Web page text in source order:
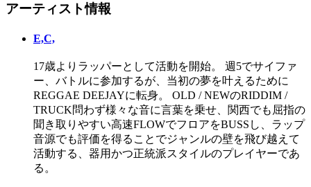
アーティスト情報
E,C,
17歳よりラッパーとして活動を開始。 週5でサイファ
ー、バトルに参加するが、当初の夢を叶えるために
REGGAE DEEJAYに転身。 OLD / NEWのRIDDIM /
TRUCK問わず様々な音に言葉を乗せ、関西でも屈指の
聞き取りやすい高速FLOWでフロアをBUSSし、ラップ
音源でも評価を得ることでジャンルの壁を飛び越えて
活動する、器用かつ正統派スタイルのプレイヤーであ
る。